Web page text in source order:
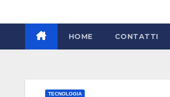
HOME CONTATTI
TECNOLOGIA